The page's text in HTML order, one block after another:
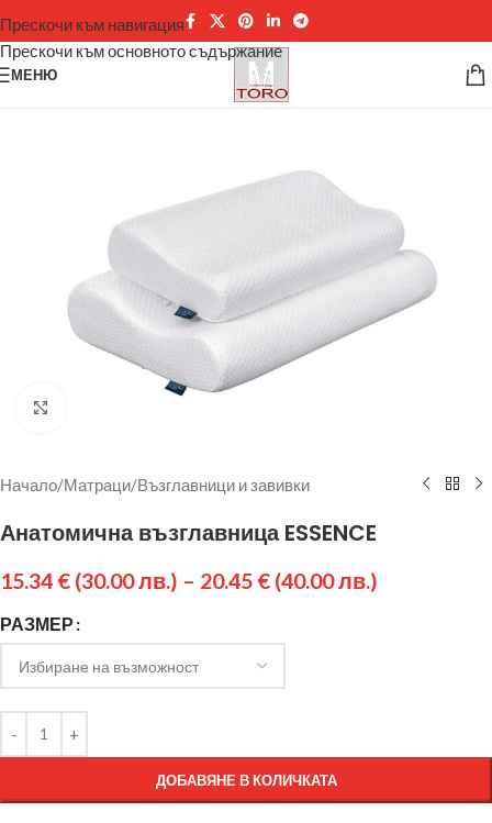
Прескочи към навигация
Прескочи към основното съдържание
МЕНЮ
Начало/Матраци/Възглавници и завивки
Анатомична възглавница ESSENCE
15.34 € (30.00 лв.) – 20.45 € (40.00 лв.)
РАЗМЕР
ДОБАВЯНЕ В КОЛИЧКАТА